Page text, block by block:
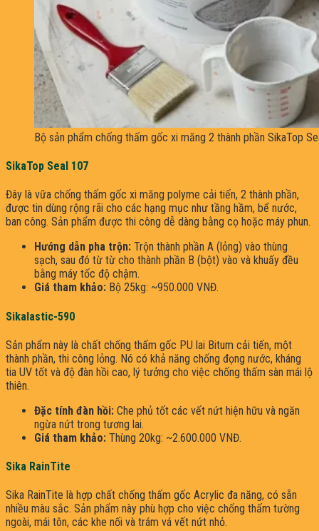
Bộ sản phẩm chống thấm gốc xi măng 2 thành phần SikaTop
SikaTop Seal 107
Đây là vữa chống thấm gốc xi măng polyme cải tiến, 2 thành phần,
được tin dùng rộng rãi cho các hạng mục như tầng hầm, bể nước,
ban công. Sản phẩm được thi công dễ dàng bằng cọ hoặc máy phun.
Hướng dẫn pha trộn: Trộn thành phần A (lỏng) vào thùng
sạch, sau đó từ từ cho thành phần B (bột) vào và khuấy đều
bằng máy tốc độ chậm.
Giá tham khảo: Bộ 25kg: ~950.000 VNĐ.
Sikalastic-590
Sản phẩm này là chất chống thấm gốc PU lai Bitum cải tiến, một
thành phần, thi công lỏng. Nó có khả năng chống đọng nước, kháng
tia UV tốt và độ đàn hồi cao, lý tưởng cho việc chống thấm sàn mái lộ
thiên.
Đặc tính đàn hồi: Che phủ tốt các vết nứt hiện hữu và ngăn
ngừa nứt trong tương lai.
Giá tham khảo: Thùng 20kg: ~2.600.000 VNĐ.
Sika RainTite
Sika RainTite là hợp chất chống thấm gốc Acrylic đa năng, có sẵn
nhiều màu sắc. Sản phẩm này phù hợp cho việc chống thấm tường
ngoài, mái tôn, các khe nối và trám vá vết nứt nhỏ.